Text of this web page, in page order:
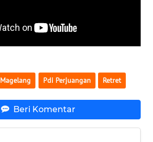
Magelang Pdi Perjuangan Retret
Beri Komentar